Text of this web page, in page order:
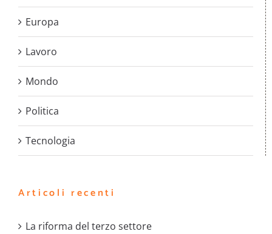
Europa
Lavoro
Mondo
Politica
Tecnologia
Articoli recenti
La riforma del terzo settore